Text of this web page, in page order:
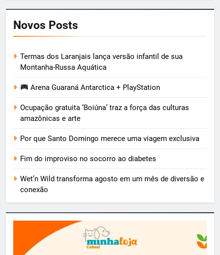
Novos Posts
Termas dos Laranjais lança versão infantil de sua
Montanha-Russa Aquática
Arena Guaraná Antarctica + PlayStation
Ocupação gratuita ‘Boiúna’ traz a força das culturas
amazônicas e arte
Por que Santo Domingo merece uma viagem exclusiva
Fim do improviso no socorro ao diabetes
Wet’n Wild transforma agosto em um mês de diversão e
conexão